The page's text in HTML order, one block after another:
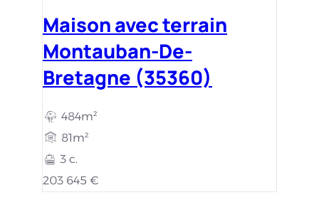
Maison avec terrain
Montauban-De-
Bretagne (35360)
484m²
81m²
3 c.
203 645 €